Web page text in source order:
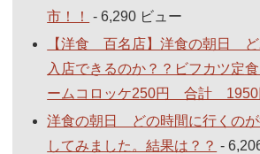
市！！
- 6,290 ビュー
【洋食 百名店】洋食の朝日 ど
入店できるのか？？ビフカツ
ームコロッケ250円 合計 1950
洋食の朝日 どの時間に行くのが
してみました。結果は？？ -